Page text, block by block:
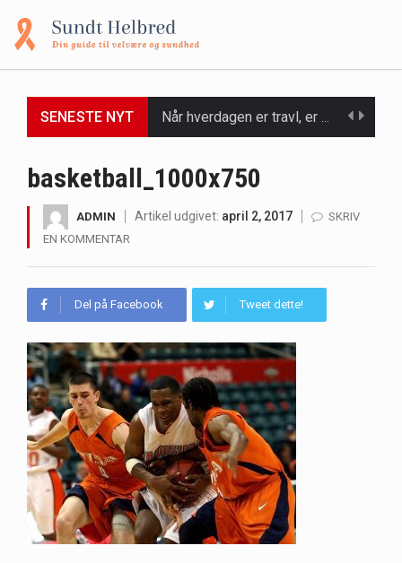
SENESTE NYT
Massagestole er ikke længere forbeholdt luksuriøse spaer og wellnesscentre - de er nu tilgængelige til…
basketball_1000x750
ADMIN Artikel udgivet: april 2, 2017
SKRIV
EN KOMMENTAR
Del på Facebook Tweet dette!